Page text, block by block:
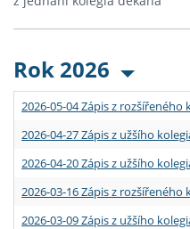
Rok 2026
2026-05-04 Zápis z rozšířeného
2026-04-27 Zápis z užšího
2026-04-20 Zápis z užšího
2026-03-16 Zápis z
2026-03-09 Zápis z užšího